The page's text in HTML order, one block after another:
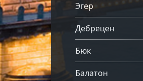
Эгер
Дебрецен
Бюк
Балатон